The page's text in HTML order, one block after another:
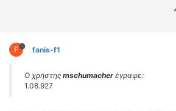
F fanis-f1
Ο χρήστης mschumacher έγραψε:
1.08.927